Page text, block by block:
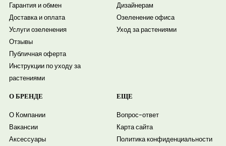
Гарантия и обмен
Доставка и оплата
Услуги озеленения
Отзывы
Публичная оферта
Инструкции по уходу за
растениями
Дизайнерам
Озеленение офиса
Уход за растениями
О БРЕНДЕ
О Компании
Вакансии
Аксессуары
ЕЩЕ
Вопрос-ответ
Карта сайта
Политика конфиденциальности